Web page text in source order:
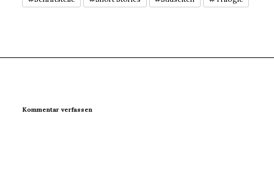
Kommentar verfassen